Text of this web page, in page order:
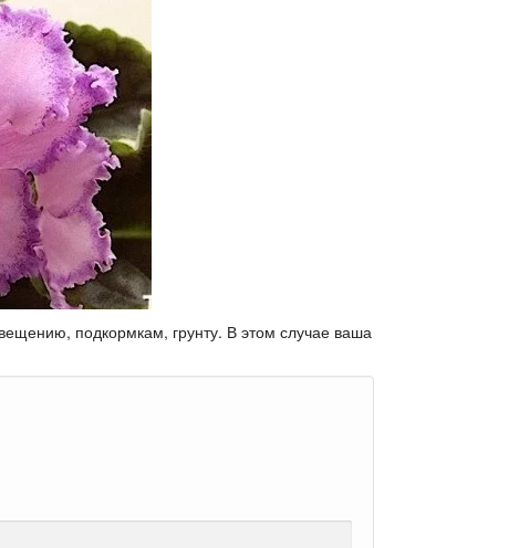
подкормкам, грунту. В этом случае ваша